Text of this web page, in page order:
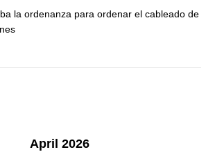
la ordenanza para ordenar el cableado de
April 2026